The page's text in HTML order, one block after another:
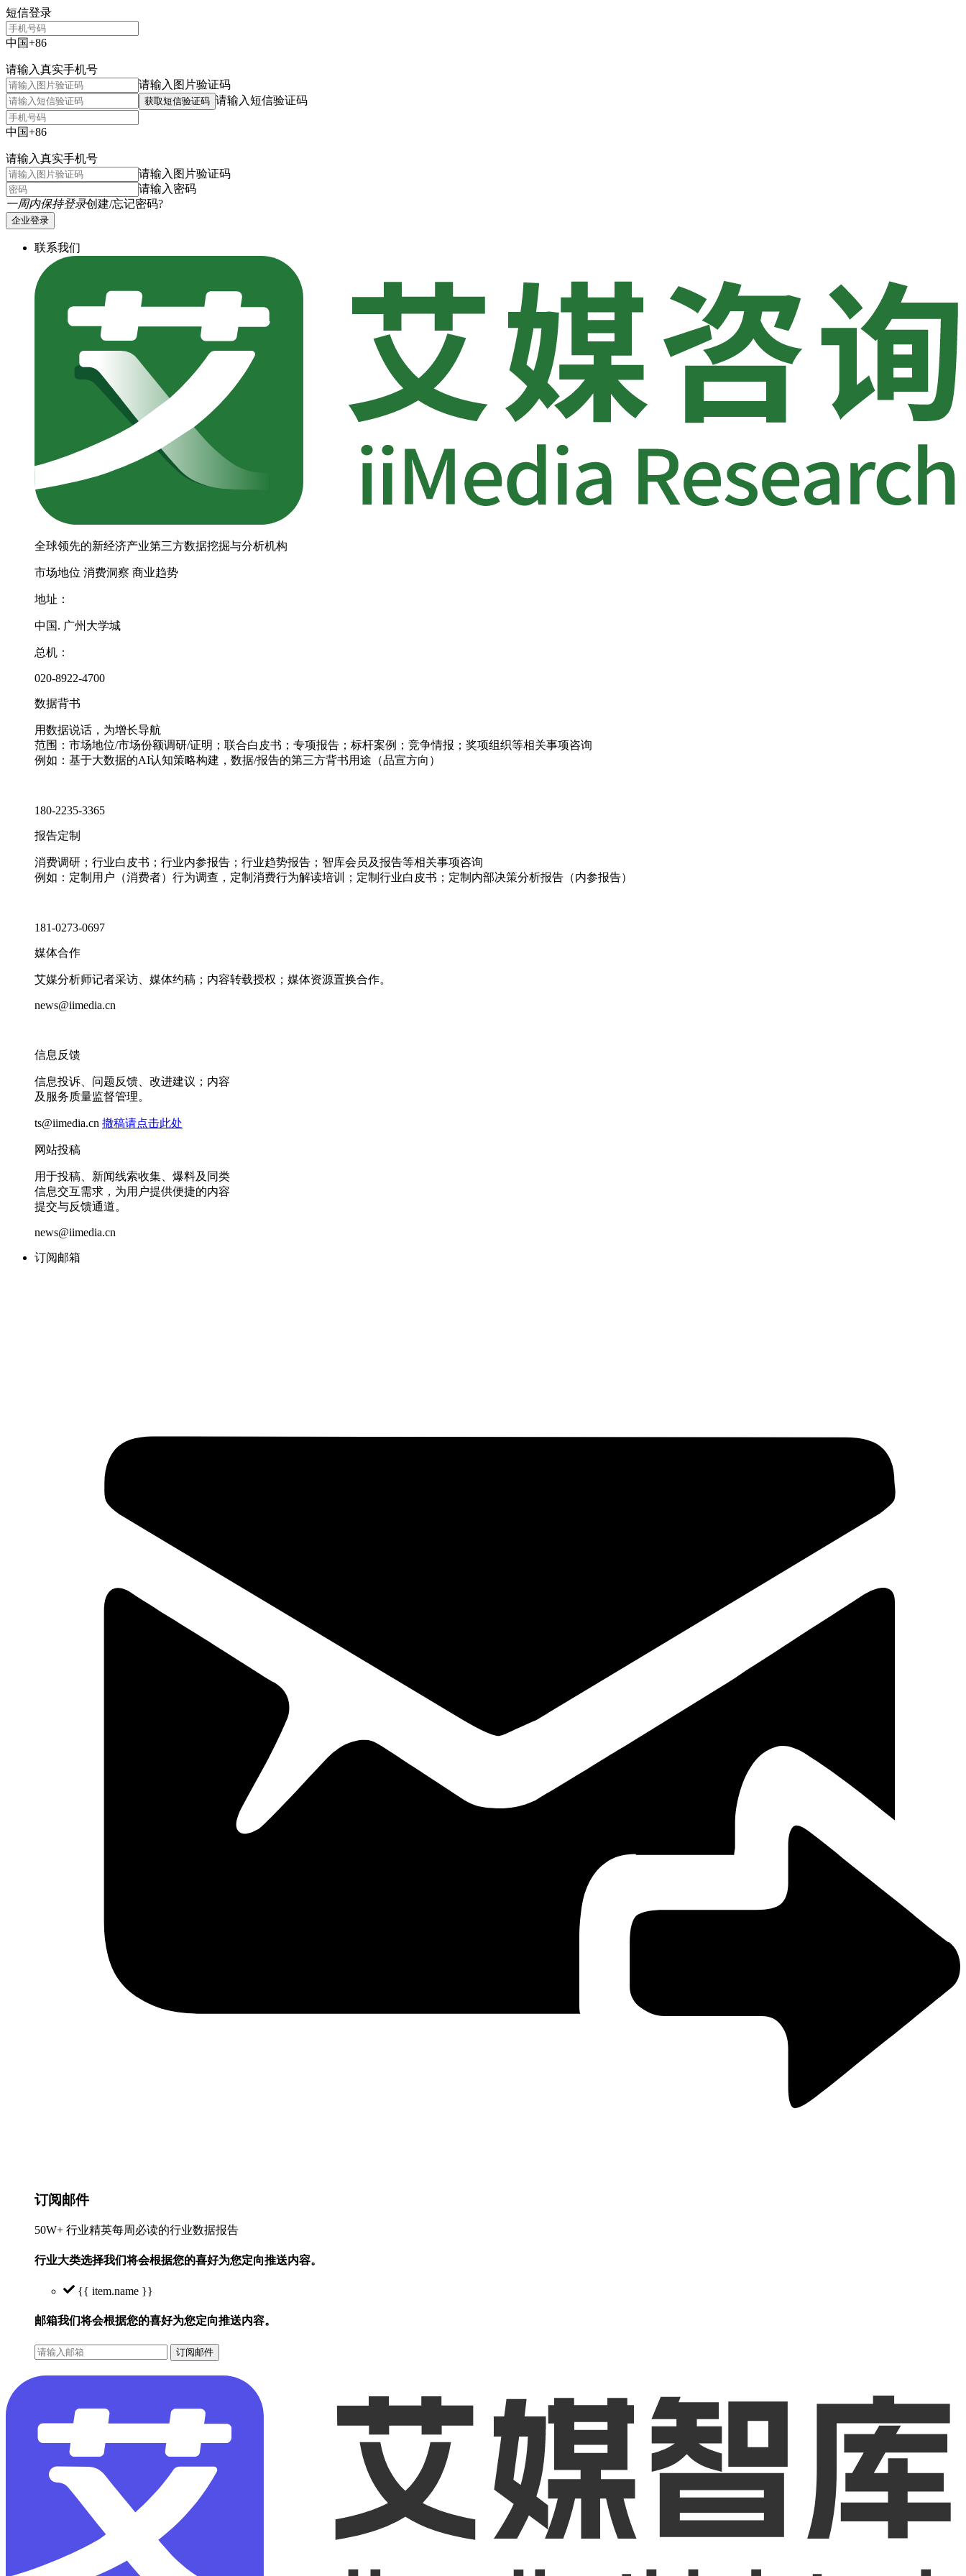
短信登录
中国+86
请输入真实手机号
请输入图片验证码
获取短信验证码 请输入短信验证码
中国+86
请输入真实手机号
请输入图片验证码
请输入密码
一周内保持登录创建/忘记密码?
企业登录
联系我们
全球领先的新经济产业第三方数据挖掘与分析机构
市场地位 消费洞察 商业趋势
地址：
中国. 广州大学城
总机：
020-8922-4700
数据背书
用数据说话，为增长导航
范围：市场地位/市场份额调研/证明；联合白皮书；专项报告；标杆案例；竞争情报；奖项组织等相关事项咨询
例如：基于大数据的AI认知策略构建，数据/报告的第三方背书用途（品宣方向）
180-2235-3365
报告定制
消费调研；行业白皮书；行业内参报告；行业趋势报告；智库会员及报告等相关事项咨询
例如：定制用户（消费者）行为调查，定制消费行为解读培训；定制行业白皮书；定制内部决策分析报告（内参报告）
181-0273-0697
媒体合作
艾媒分析师记者采访、媒体约稿；内容转载授权；媒体资源置换合作。
news@iimedia.cn
信息反馈
信息投诉、问题反馈、改进建议；内容
及服务质量监督管理。
ts@iimedia.cn 撤稿请点击此处
网站投稿
用于投稿、新闻线索收集、爆料及同类
信息交互需求，为用户提供便捷的内容
提交与反馈通道。
news@iimedia.cn
订阅邮箱
订阅邮件
50W+ 行业精英每周必读的行业数据报告
行业大类选择我们将会根据您的喜好为您定向推送内容。
{{ item.name }}
邮箱我们将会根据您的喜好为您定向推送内容。
订阅邮件